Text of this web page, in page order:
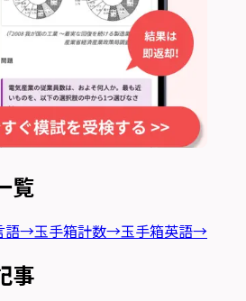
覧
語→玉手箱計数→玉手箱英語→
事